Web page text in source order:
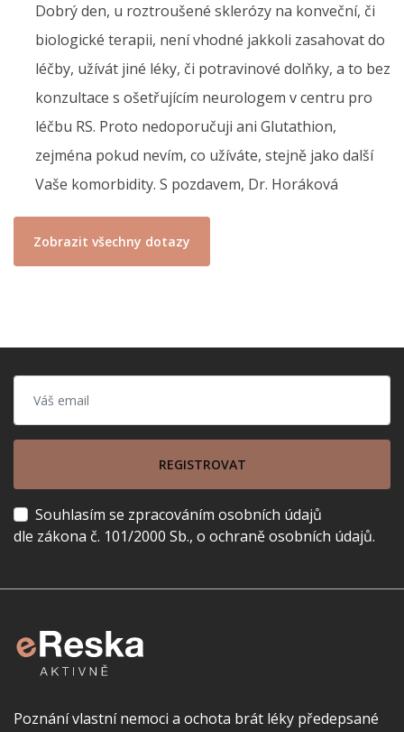
Dobrý den, u roztroušené sklerózy na konveční, či
biologické terapii, není vhodné jakkoli zasahovat do
léčby, užívát jiné léky, či potravinové dolňky, a to bez
konzultace s ošetřujícím neurologem v centru pro
léčbu RS. Proto nedoporučuji ani Glutathion,
zejména pokud nevím, co užíváte, stejně jako další
Vaše komorbidity. S pozdavem, Dr. Horáková
Zobrazit všechny dotazy
REGISTROVAT
Souhlasím se zpracováním osobních údajů
dle zákona č. 101/2000 Sb., o ochraně osobních údajů.
Poznání vlastní nemoci a ochota brát léky předepsané